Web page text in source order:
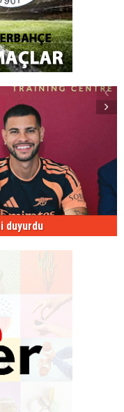
duyurdu